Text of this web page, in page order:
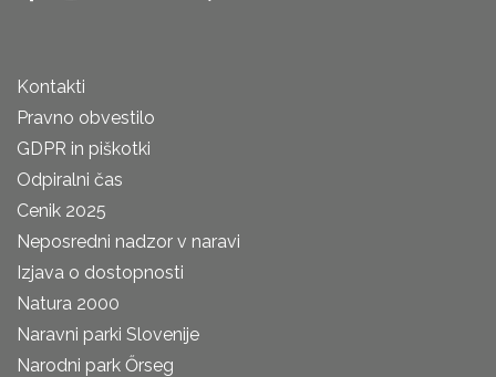
Kontakti
Pravno obvestilo
GDPR in piškotki
Odpiralni čas
Cenik 2025
Neposredni nadzor v naravi
Izjava o dostopnosti
Natura 2000
Naravni parki Slovenije
Narodni park Őrseg